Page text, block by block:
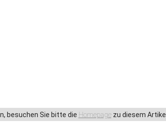
besuchen Sie bitte die Homepagezu diesem Artikel.